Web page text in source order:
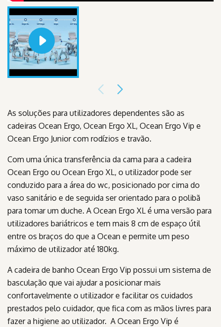
As soluções para utilizadores dependentes são as
cadeiras Ocean Ergo, Ocean Ergo XL, Ocean Ergo Vip e
Ocean Ergo Junior com rodízios e travão.
Com uma única transferência da cama para a cadeira
Ocean Ergo ou Ocean Ergo XL, o utilizador pode ser
conduzido para a área do wc, posicionado por cima do
vaso sanitário e de seguida ser orientado para o polibã
para tomar um duche. A Ocean Ergo XL é uma versão para
utilizadores bariátricos e tem mais 8 cm de espaço útil
entre os braços do que a Ocean e permite um peso
máximo de utilizador até 180kg.
A cadeira de banho Ocean Ergo Vip possui um sistema de
basculação que vai ajudar a posicionar mais
confortavelmente o utilizador e facilitar os cuidados
prestados pelo cuidador, que fica com as mãos livres para
fazer a higiene ao utilizador. A Ocean Ergo Vip é